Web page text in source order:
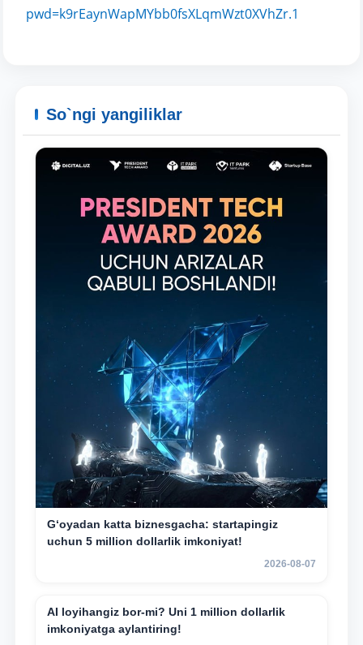
pwd=k9rEaynWapMYbb0fsXLqmWzt0XVhZr.1
So`ngi yangiliklar
G‘oyadan katta biznesgacha: startapingiz
uchun 5 million dollarlik imkoniyat!
2026-08-07
AI loyihangiz bor-mi? Uni 1 million dollarlik
imkoniyatga aylantiring!